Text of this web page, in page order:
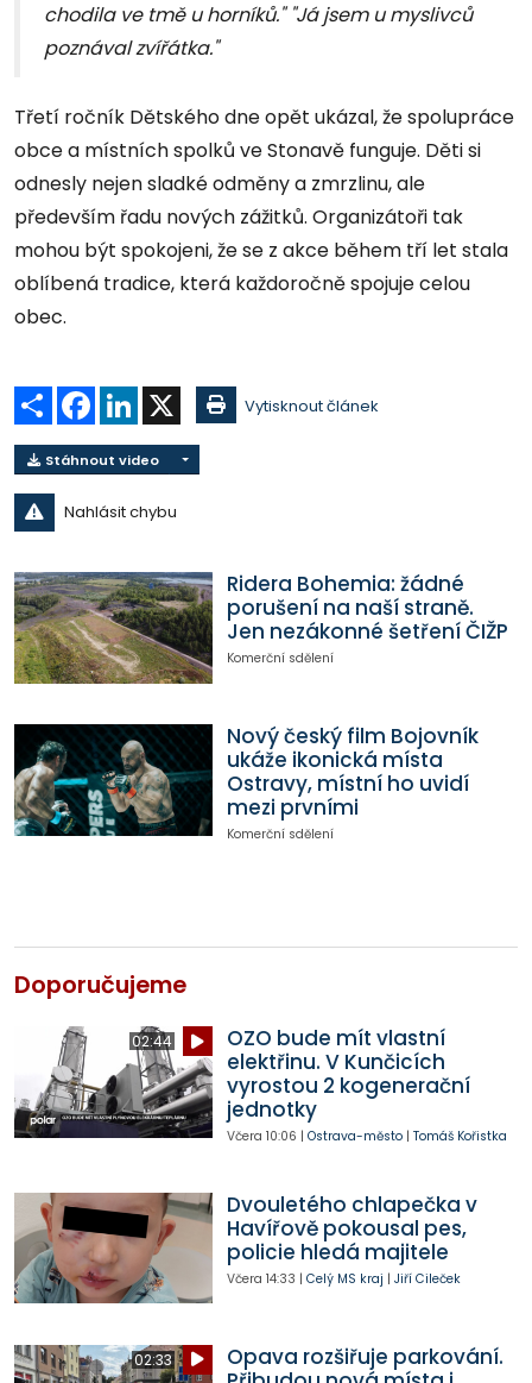
chodila ve tmě u horníků." "Já jsem u myslivců
poznával zvířátka."
Třetí ročník Dětského dne opět ukázal, že spolupráce
obce a místních spolků ve Stonavě funguje. Děti si
odnesly nejen sladké odměny a zmrzlinu, ale
především řadu nových zážitků. Organizátoři tak
mohou být spokojeni, že se z akce během tří let stala
oblíbená tradice, která každoročně spojuje celou
obec.
Sdílet Facebook
LinkedIn Vytisknout článek
Stáhnout video
Nahlásit chybu
Ridera Bohemia: žádné
porušení na naší straně.
Jen nezákonné šetření ČIŽP
Komerční sdělení
Nový český film Bojovník
ukáže ikonická místa
Ostravy, místní ho uvidí
mezi prvními
Komerční sdělení
Doporučujeme
02:44
OZO bude mít vlastní
elektřinu. V Kunčicích
vyrostou 2 kogenerační
jednotky
Včera 10:06 | Ostrava-město| Tomáš Kořistka
Dvouletého chlapečka v
Havířově pokousal pes,
policie hledá majitele
Včera 14:33 | Celý MS kraj | Jiří Cileček
02:33
Opava rozšiřuje parkování.